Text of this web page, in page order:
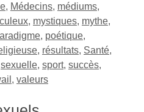
, Médecins, médiums,
, mystiques, mythe,
, poétique,
, résultats, Santé,
sexuelle, sport, succès,
, valeurs